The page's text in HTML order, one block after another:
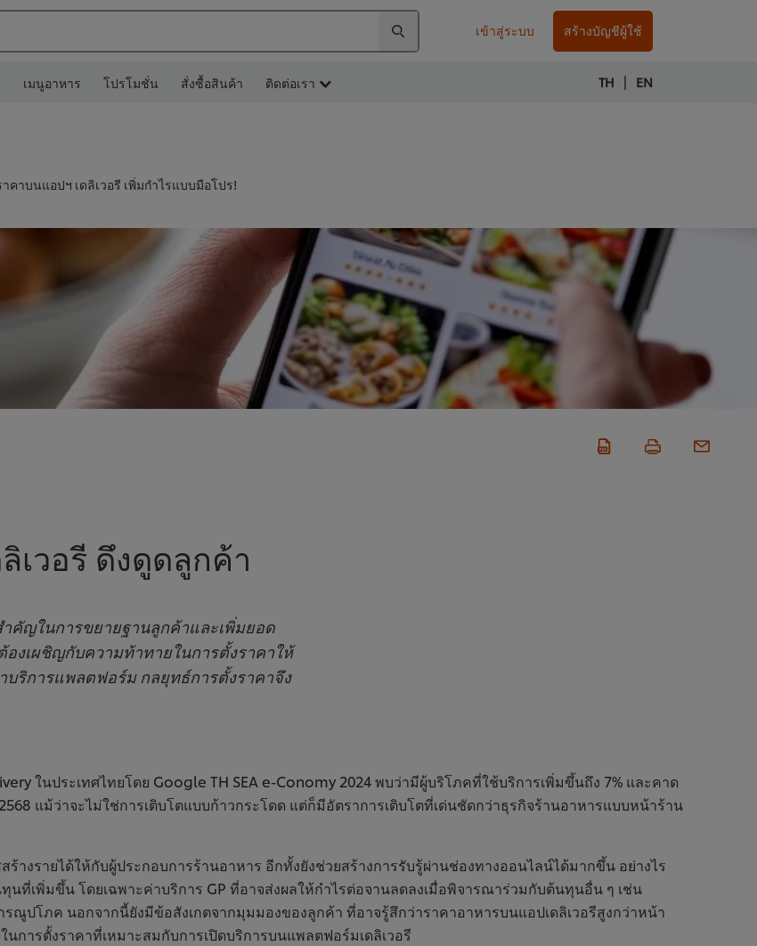
เข้าสู่ระบบ สร้างบัญชีผู้ใช้
เมนูอาหาร โปรโมชั่น สั่งซื้อสินค้า ติดต่อเรา TH | EN
คาบนแอปฯ เดลิเวอรี เพิ่มกำไรแบบมือโปร!
เวอรี ดึงดูดลูกค้า
คัญในการขยายฐานลูกค้าและเพิ่มยอด
งเผชิญกับความท้าทายในการตั้งราคาให้
บริการแพลตฟอร์ม กลยุทธ์การตั้งราคาจึง
ในประเทศไทยโดย Google TH SEA e-Conomy 2024 พบว่ามีผู้บริโภคที่ใช้บริการเพิ่มขึ้นถึง 7% และคาด
แม้ว่าจะไม่ใช่การเติบโตแบบก้าวกระโดด แต่ก็มีอัตราการเติบโตที่เด่นชัดกว่าธุรกิจร้านอาหารแบบหน้าร้าน
างรายได้ให้กับผู้ประกอบการร้านอาหาร อีกทั้งยังช่วยสร้างการรับรู้ผ่านช่องทางออนไลน์ได้มากขึ้น อย่างไร
ที่เพิ่มขึ้น โดยเฉพาะค่าบริการ GP ที่อาจส่งผลให้กำไรต่อจานลดลงเมื่อพิจารณาร่วมกับต้นทุนอื่น ๆ เช่น
ณูปโภค นอกจากนี้ยังมีข้อสังเกตจากมุมมองของลูกค้า ที่อาจรู้สึกว่าราคาอาหารบนแอปเดลิเวอรีสูงกว่าหน้า
ารตั้งราคาที่เหมาะสมกับการเปิดบริการบนแพลตฟอร์มเดลิเวอรี